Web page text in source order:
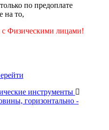
по предоплате
на то,
с Физическими лицами!
инструменты
горизонтально -